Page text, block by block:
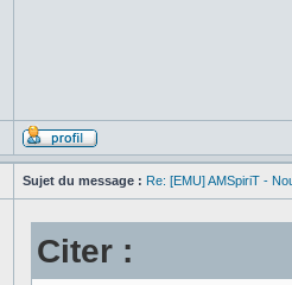
Sujet du message : Re: [EMU] AMSpiriT -
Citer :